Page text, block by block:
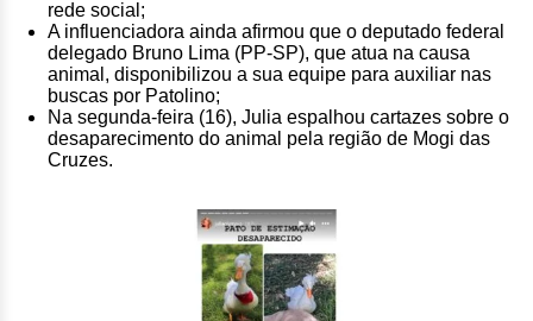
rede social;
A influenciadora ainda afirmou que o deputado federal
delegado Bruno Lima (PP-SP), que atua na causa
animal, disponibilizou a sua equipe para auxiliar nas
buscas por Patolino;
Na segunda-feira (16), Julia espalhou cartazes sobre o
desaparecimento do animal pela região de Mogi das
Cruzes.